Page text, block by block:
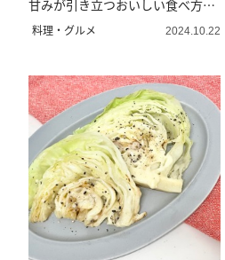
甘みが引き立つおいしい食べ方
【簡単腸活】
料理・グルメ 2024.10.22